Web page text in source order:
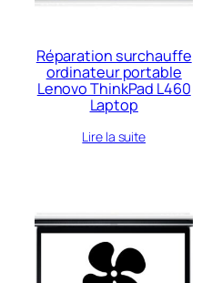
Réparation surchauffe
ordinateur portable
Lenovo ThinkPad L460
Laptop
Lire la suite